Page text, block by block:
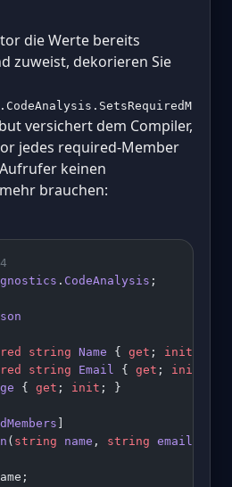
die Werte bereits
zuweist, dekorieren Sie
versichert dem Compiler,
jedes required-Member
keinen
brauchen:
. CodeAnalysis ;
string Name { get ; init
string Email { get ; init
{ get ; init ; }
( string name , string email